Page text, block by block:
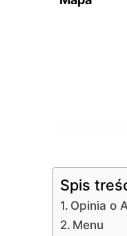
Spis
Opinia o
Menu